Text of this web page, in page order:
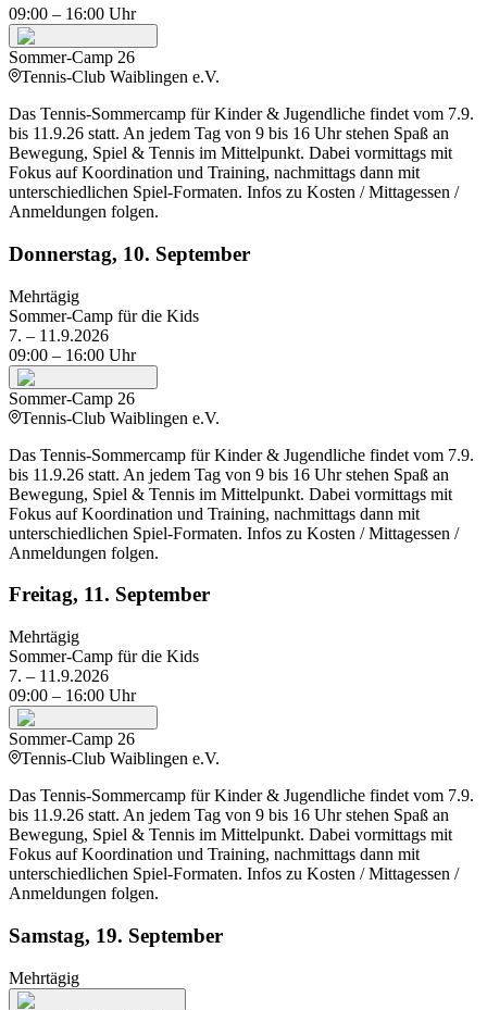
09:00 – 16:00 Uhr
Sommer-Camp 26
Tennis-Club Waiblingen e.V.
Das Tennis-Sommercamp für Kinder & Jugendliche findet vom 7.9.
bis 11.9.26 statt. An jedem Tag von 9 bis 16 Uhr stehen Spaß an
Bewegung, Spiel & Tennis im Mittelpunkt. Dabei vormittags mit
Fokus auf Koordination und Training, nachmittags dann mit
unterschiedlichen Spiel-Formaten. Infos zu Kosten / Mittagessen /
Anmeldungen folgen.
Donnerstag, 10. September
Mehrtägig
Sommer-Camp für die Kids
7. – 11.9.2026
09:00 – 16:00 Uhr
Sommer-Camp 26
Tennis-Club Waiblingen e.V.
Das Tennis-Sommercamp für Kinder & Jugendliche findet vom 7.9.
bis 11.9.26 statt. An jedem Tag von 9 bis 16 Uhr stehen Spaß an
Bewegung, Spiel & Tennis im Mittelpunkt. Dabei vormittags mit
Fokus auf Koordination und Training, nachmittags dann mit
unterschiedlichen Spiel-Formaten. Infos zu Kosten / Mittagessen /
Anmeldungen folgen.
Freitag, 11. September
Mehrtägig
Sommer-Camp für die Kids
7. – 11.9.2026
09:00 – 16:00 Uhr
Sommer-Camp 26
Tennis-Club Waiblingen e.V.
Das Tennis-Sommercamp für Kinder & Jugendliche findet vom 7.9.
bis 11.9.26 statt. An jedem Tag von 9 bis 16 Uhr stehen Spaß an
Bewegung, Spiel & Tennis im Mittelpunkt. Dabei vormittags mit
Fokus auf Koordination und Training, nachmittags dann mit
unterschiedlichen Spiel-Formaten. Infos zu Kosten / Mittagessen /
Anmeldungen folgen.
Samstag, 19. September
Mehrtägig